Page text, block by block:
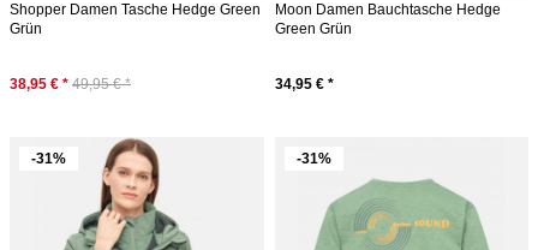
Shopper Damen Tasche Hedge Green
Grün
38,95 € * 49,95 € *
Moon Damen Bauchtasche Hedge
Green Grün
34,95 € *
-31% -31%